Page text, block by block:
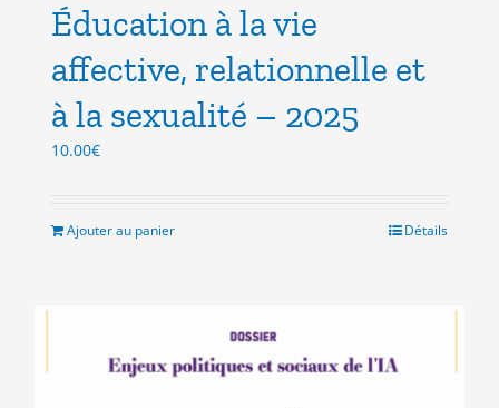
Éducation à la vie
affective, relationnelle et
à la sexualité – 2025
10.00€
Ajouter au panier Détails